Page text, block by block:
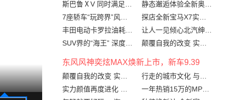
东风风神奕炫MAX焕新上市，新车9.39